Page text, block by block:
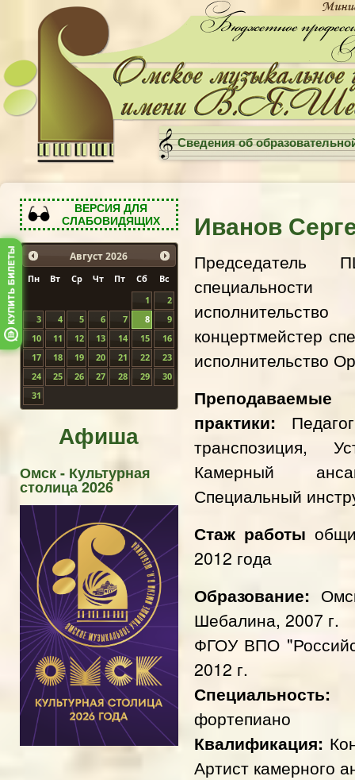
Сведения об
ВЕРСИЯ ДЛЯ
СЛАБОВИДЯЩИХ
Август 2026
Пн Вт Ср Чт Пт Сб
Вс
1
2
3
4 5 6 7 8
9
10
11 12 13 14 15
16
17
18 19 20 21 22
23
24
25 26 27 28 29
30
31
Афиша
Омск - Культурная
столица 2026
Иванов
Председатель
концертмейстер
исполнительство
практики:
транспозиция,
Камерный
Специальный
Стаж работы
2012 года
Образование:
Шебалина, 2007 г.
ФГОУ ВПО
2012 г.
Специальность:
фортепиано
Квалификация:
Артист камерного